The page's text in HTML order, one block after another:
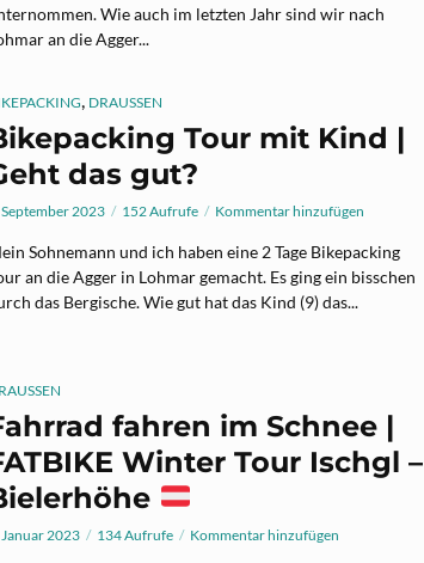
Wie auch im letzten Jahr sind wir nach
an die Agger...
DRAUSSEN
Tour mit Kind |
das gut?
2023 152 Aufrufe Kommentar hinzufügen
Sohnemann und ich haben eine 2 Tage Bikepacking
an die Agger in Lohmar gemacht. Es ging ein bisschen
das Bergische. Wie gut hat das Kind (9) das...
fahren im Schnee |
Winter Tour Ischgl –
Januar 2023 134 Aufrufe Kommentar hinzufügen